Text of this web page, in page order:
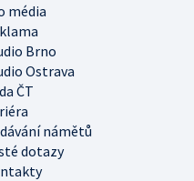
média
Brno
Ostrava
ČT
námětů
dotazy